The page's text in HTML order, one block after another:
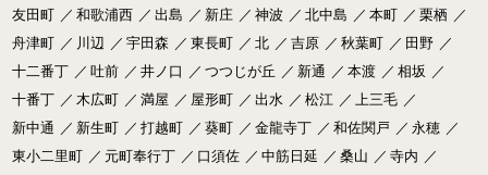
友田町 ／ 和歌浦西 ／ 出島 ／ 新庄 ／ 神波 ／ 北中島 ／ 本町 ／ 栗栖 ／
舟津町 ／ 川辺 ／ 宇田森 ／ 東長町 ／ 北 ／ 吉原 ／ 秋葉町 ／ 田野 ／
十二番丁 ／ 吐前 ／ 井ノ口 ／ つつじが丘 ／ 新通 ／ 本渡 ／ 相坂 ／
十番丁 ／ 木広町 ／ 満屋 ／ 屋形町 ／ 出水 ／ 松江 ／ 上三毛 ／
新中通 ／ 新生町 ／ 打越町 ／ 葵町 ／ 金龍寺丁 ／ 和佐関戸 ／ 永穂 ／
東小二里町 ／ 元町奉行丁 ／ 口須佐 ／ 中筋日延 ／ 桑山 ／ 寺内 ／